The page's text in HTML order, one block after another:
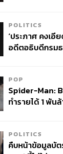
POLITICS
‘ประภาศ คงเอี
อดีตอธิบดีกรม
POP
Spider-Man:
ทำรายได้ 1 พัน
POLITICS
คืบหน้าข้อมูลบัต